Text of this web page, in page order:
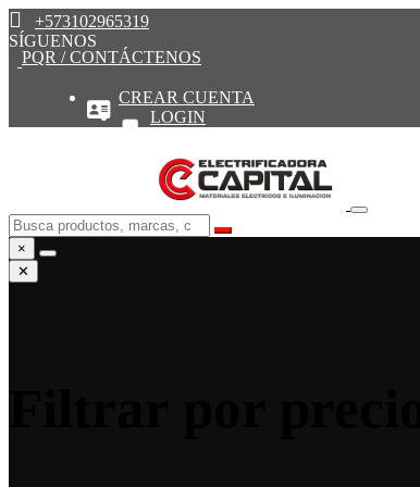
+573102965319
SÍGUENOS
PQR / CONTÁCTENOS
CREAR CUENTA
LOGIN
×
✕